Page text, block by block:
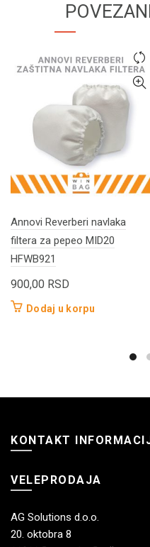
Annovi Reverberi navlaka
filtera za pepeo MID20
HFWB921
900,00 RSD
Dodaj u korpu
KONTAKT
VELEPRODAJA
AG Solutions d.o.o.
20. oktobra 8